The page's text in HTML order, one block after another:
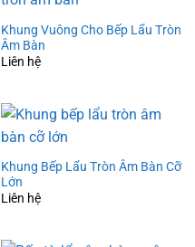
Khung Vuông Cho Bếp Lẩu Tròn
Âm Bàn
Liên hệ
Khung Bếp Lẩu Tròn Âm Bàn Cỡ
Lớn
Liên hệ